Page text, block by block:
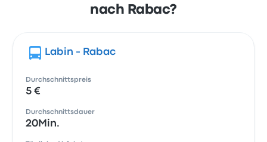
nach Rabac?
Labin - Rabac
Durchschnittspreis
5 €
Durchschnittsdauer
20Min.